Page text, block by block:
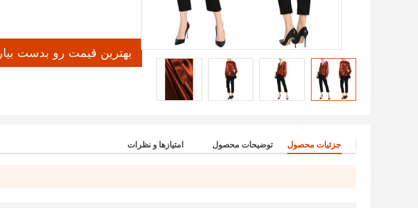
بهترین قیمت رو بدست بیار
جزئیات محصول توضیحات محصول امتیازها و نظرات